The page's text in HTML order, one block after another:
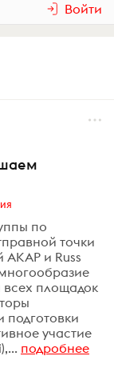
Войти
по
точки
АКАР и Russ
всех площадок
подготовки
участие
подробнее